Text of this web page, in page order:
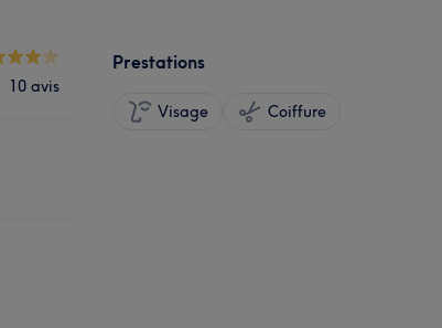
10 avis
Prestations
Visage Coiffure